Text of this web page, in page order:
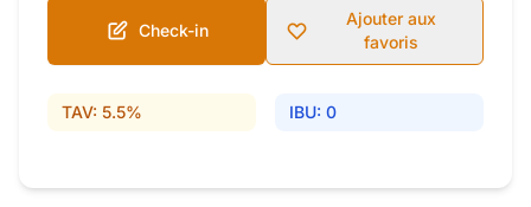
Check-in
Ajouter aux
favoris
TAV: 5.5% IBU: 0